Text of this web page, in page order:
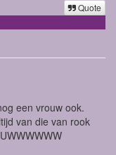
Quote
een vrouw ook.
van die van rook